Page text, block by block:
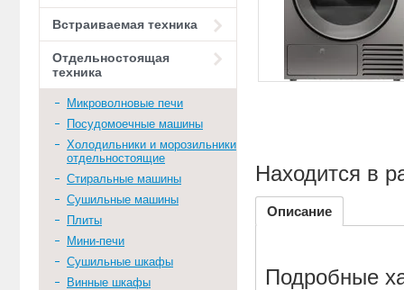
Встраиваемая техника
Отдельностоящая
техника
Микроволновые печи
Посудомоечные машины
Холодильники и морозильники
отдельностоящие
Стиральные машины
Сушильные машины
Плиты
Мини-печи
Сушильные шкафы
Винные шкафы
Находится в
Описание
Подробные